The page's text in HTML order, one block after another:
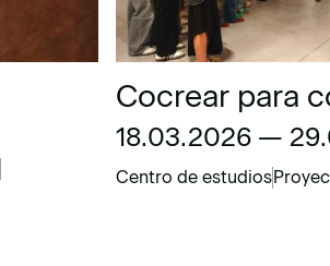
Cocrear para
18.03.2026 —
Centro de estudios